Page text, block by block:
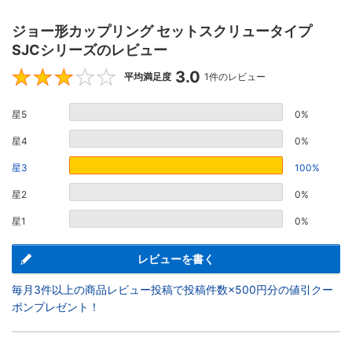
ジョー形カップリング セットスクリュータイプ
SJCシリーズのレビュー
3
平均満足度 3.0 1件のレビュー
星5 0%
星4 0%
星3 100%
星2 0%
星1 0%
レビューを書く
毎月3件以上の商品レビュー投稿で投稿件数×500円分の値引クー
ポンプレゼント！